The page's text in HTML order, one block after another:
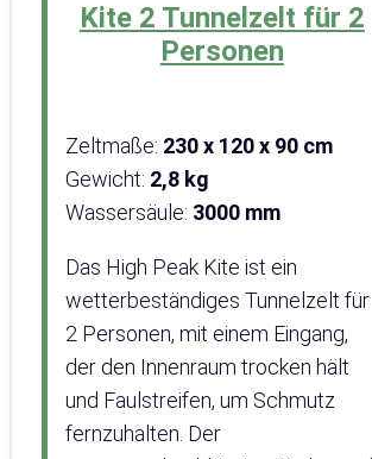
Kite 2 Tunnelzelt für 2
Personen
Zeltmaße: ‎230 x 120 x 90 cm
Gewicht: 2,8 kg
Wassersäule: 3000 mm
Das High Peak Kite ist ein
wetterbeständiges Tunnelzelt für
2 Personen, mit einem Eingang,
der den Innenraum trocken hält
und Faulstreifen, um Schmutz
fernzuhalten. Der